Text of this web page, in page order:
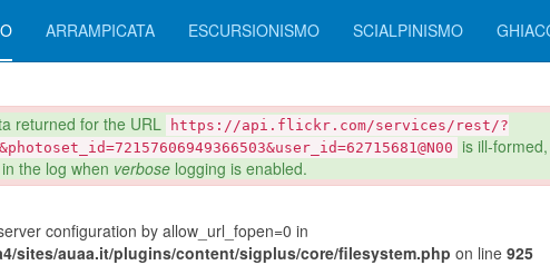
ARRAMPICATA ESCURSIONISMO SCIALPINISMO
returned for the URL
https://api.flickr.com/services/rest/?
is ill-
the log when verboselogging is enabled.
configuration by allow_url_fopen=0 in
sites/auaa.it/plugins/content/sigplus/core/filesystem.php on line 925